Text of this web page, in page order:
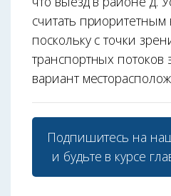
считать приоритетным
поскольку с точки
транспортных
вариант
Подпишитесь на
и будьте в курсе